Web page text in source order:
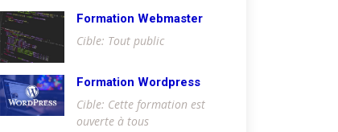
Formation Webmaster
Cible: Tout public
Formation Wordpress
Cible: Cette formation est
ouverte à tous